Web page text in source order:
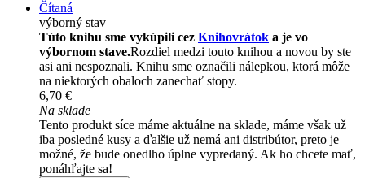
Čítaná
výborný stav
Túto knihu sme vykúpili cez Knihovrátok a je vo
výbornom stave.Rozdiel medzi touto knihou a novou by ste
asi ani nespoznali. Knihu sme označili nálepkou, ktorá môže
na niektorých obaloch zanechať stopy.
6,70 €
Na sklade
Tento produkt síce máme aktuálne na sklade, máme však už
iba posledné kusy a ďalšie už nemá ani distribútor, preto je
možné, že bude onedlho úplne vypredaný. Ak ho chcete mať,
ponáhľajte sa!